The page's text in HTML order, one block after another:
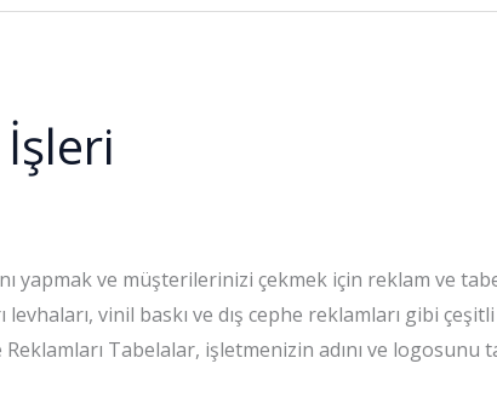
yapmak ve müşterilerinizi çekmek için reklam ve
vinil baskı ve dış cephe reklamları gibi
Tabelalar, işletmenizin adını ve logosunu